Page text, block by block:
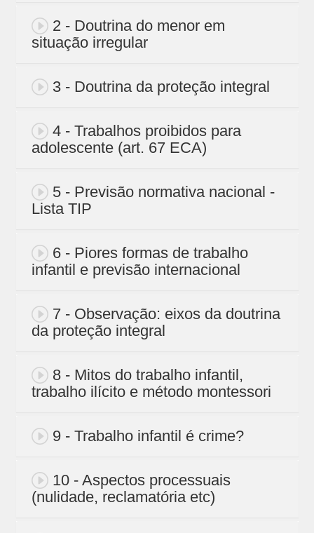
2 - Doutrina do menor em
situação irregular
3 - Doutrina da proteção integral
4 - Trabalhos proibidos para
adolescente (art. 67 ECA)
5 - Previsão normativa nacional -
Lista TIP
6 - Piores formas de trabalho
infantil e previsão internacional
7 - Observação: eixos da doutrina
da proteção integral
8 - Mitos do trabalho infantil,
trabalho ilícito e método montessori
9 - Trabalho infantil é crime?
10 - Aspectos processuais
(nulidade, reclamatória etc)